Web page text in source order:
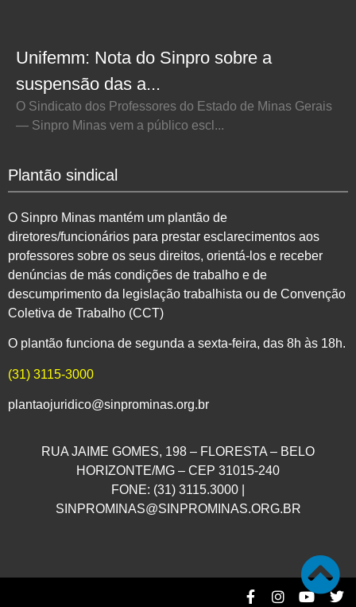
Unifemm: Nota do Sinpro sobre a
suspensão das a...
O Sindicato dos Professores do Estado de Minas Gerais
— Sinpro Minas vem a público escl...
Plantão sindical
O Sinpro Minas mantém um plantão de
diretores/funcionários para prestar esclarecimentos aos
professores sobre os seus direitos, orientá-los e receber
denúncias de más condições de trabalho e de
descumprimento da legislação trabalhista ou de Convenção
Coletiva de Trabalho (CCT)
O plantão funciona de segunda a sexta-feira, das 8h às 18h.
(31) 3115-3000
plantaojuridico@sinprominas.org.br
RUA JAIME GOMES, 198 – FLORESTA – BELO
HORIZONTE/MG – CEP 31015-240
FONE: (31) 3115.3000 |
SINPROMINAS@SINPROMINAS.ORG.BR